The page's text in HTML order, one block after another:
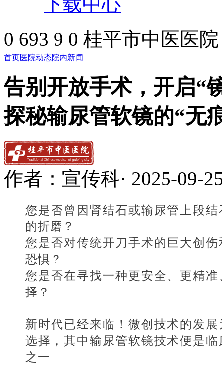
0 693 9 0 桂平市中医医院
首页医院动态院内新闻
告别开放手术，开启
探秘输尿管软镜的“无
作者： 宣传科· 2025-09-
您是否曾因肾结石或输尿管上段
的折磨？
您是否对传统开刀手术的巨大创
恐惧？
您是否在寻找一种更安全、更精
择？
新时代已经来临！微创技术的发
选择，其中输尿管软镜技术便是
之一